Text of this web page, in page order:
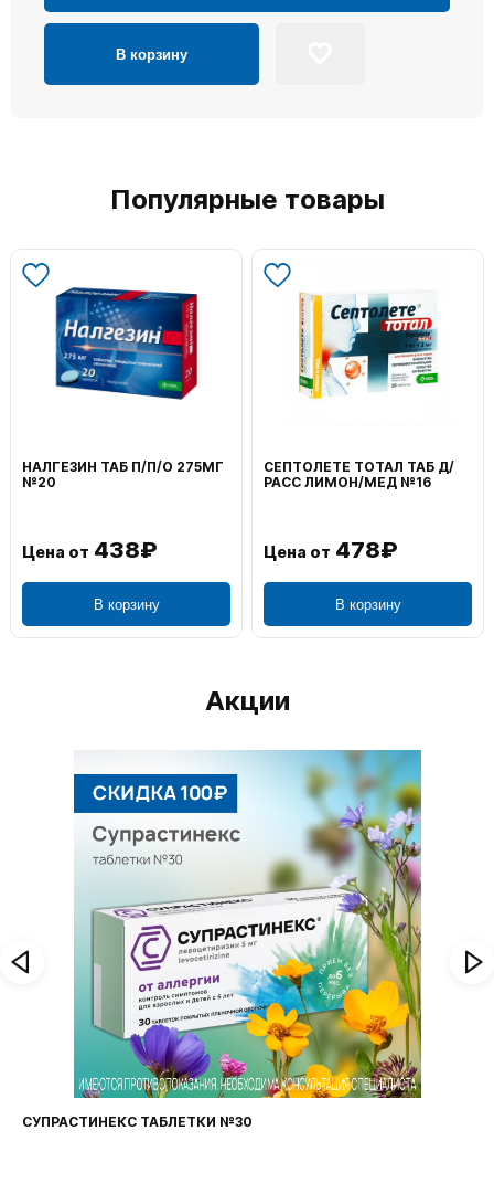
В корзину
Популярные товары
НАЛГЕЗИН ТАБ П/П/О 275МГ
№20
Цена от 438₽
В корзину
СЕПТОЛЕТЕ ТОТАЛ ТАБ Д/
РАСС ЛИМОН/МЕД №16
Цена от 478₽
В корзину
Акции
СУПРАСТИНЕКС ТАБЛЕТКИ №30